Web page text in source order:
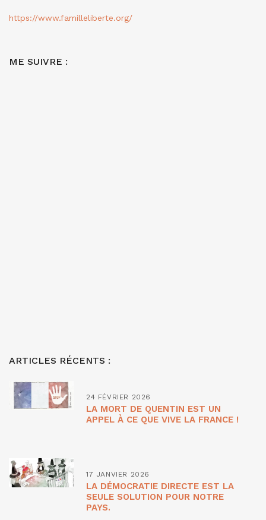
https://www.familleliberte.org/
ME SUIVRE :
ARTICLES RÉCENTS :
24 FÉVRIER 2026
LA MORT DE QUENTIN EST UN
APPEL À CE QUE VIVE LA FRANCE !
17 JANVIER 2026
LA DÉMOCRATIE DIRECTE EST LA
SEULE SOLUTION POUR NOTRE
PAYS.